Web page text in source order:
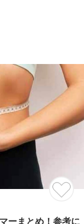
ーまとめ！参考に